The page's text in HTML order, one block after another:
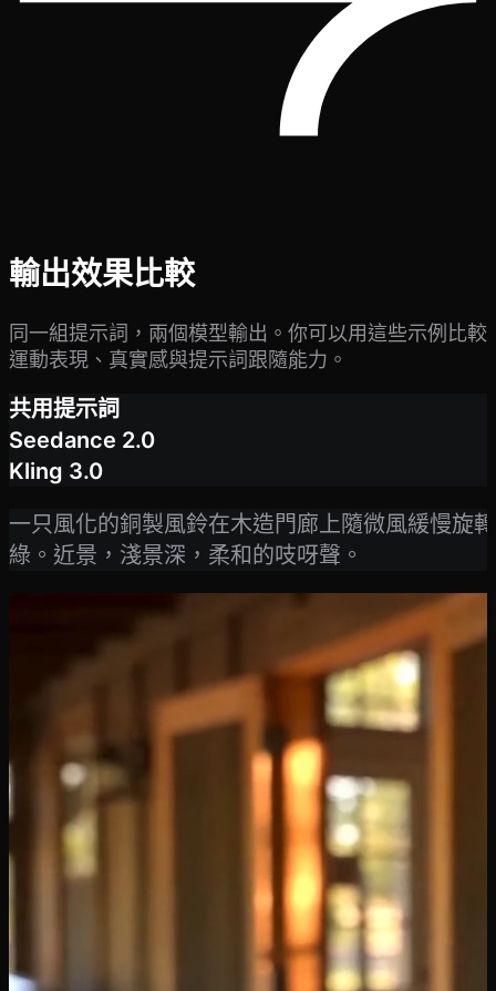
輸出效果比較
同一組提示詞，兩個模型輸出。你可以用這些示例比較
運動表現、真實感與提示詞跟隨能力。
共用提示詞
Seedance 2.0
Kling 3.0
一只風化的銅製風鈴在木造門廊上隨微風緩慢旋
綠。近景，淺景深，柔和的吱呀聲。